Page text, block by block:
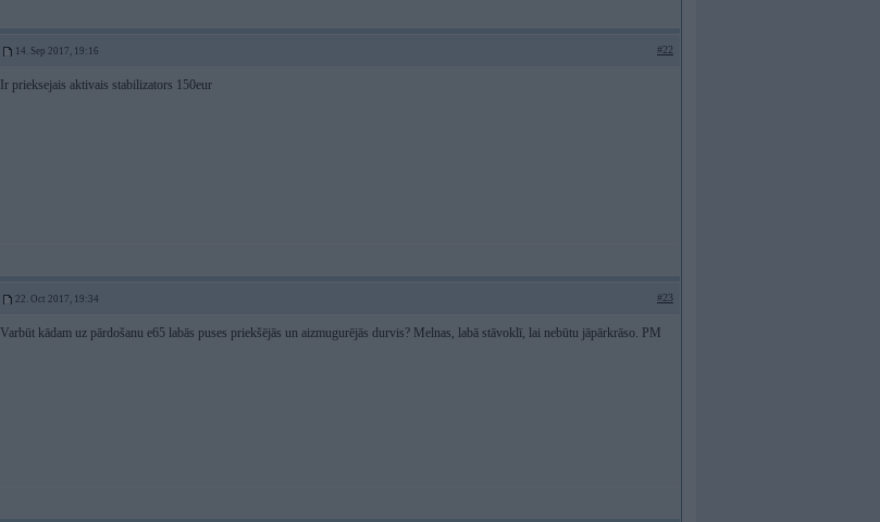
14. Sep 2017, 19:16 #22
Ir prieksejais aktivais stabilizators 150eur
22. Oct 2017, 19:34 #23
Varbūt kādam uz pārdošanu e65 labās puses priekšējās un aizmugurējās durvis? Melnas, labā stāvoklī, lai nebūtu jāpārkrāso. PM